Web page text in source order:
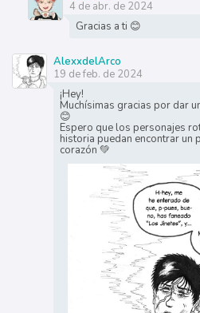
4 de abr. de 2024
Gracias a ti 😊
AlexxdelArco
19 de feb. de 2024
¡Hey!
Muchísimas gracias por dar
😊
Espero que los personajes
historia puedan encontrar un
corazón 💚